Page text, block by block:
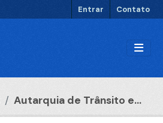
Entrar Contato
Autarquia de Trânsito e...